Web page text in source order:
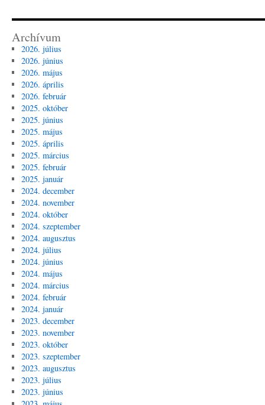
Archívum
2026. július
2026. június
2026. május
2026. április
2026. február
2025. október
2025. június
2025. május
2025. április
2025. március
2025. február
2025. január
2024. december
2024. november
2024. október
2024. szeptember
2024. augusztus
2024. július
2024. június
2024. május
2024. március
2024. február
2024. január
2023. december
2023. november
2023. október
2023. szeptember
2023. augusztus
2023. július
2023. június